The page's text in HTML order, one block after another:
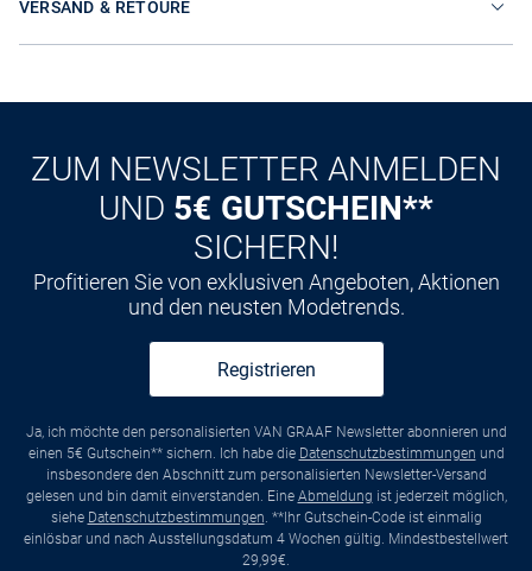
VERSAND & RETOURE
ZUM NEWSLETTER ANMELDEN
UND 5€ GUTSCHEIN**
SICHERN!
Profitieren Sie von exklusiven Angeboten, Aktionen
und den neusten Modetrends.
Registrieren
Ja, ich möchte den personalisierten VAN GRAAF Newsletter abonnieren und
einen 5€ Gutschein** sichern. Ich habe die Datenschutzbestimmungen und
insbesondere den Abschnitt zum personalisierten Newsletter-Versand
gelesen und bin damit einverstanden. Eine Abmeldung ist jederzeit möglich,
siehe Datenschutzbestimmungen. **Ihr Gutschein-Code ist einmalig
einlösbar und nach Ausstellungsdatum 4 Wochen gültig. Mindestbestellwert
29,99€.